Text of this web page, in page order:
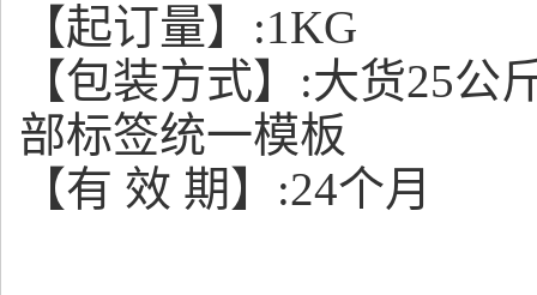
【起订量】:1KG
【包装方式】:大货25公
部标签统一模板
【有 效 期】:24个月